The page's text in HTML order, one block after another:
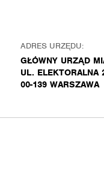
ADRES URZĘDU:
GŁÓWNY URZĄD
UL. ELEKTORALNA
00-139 WARSZAWA